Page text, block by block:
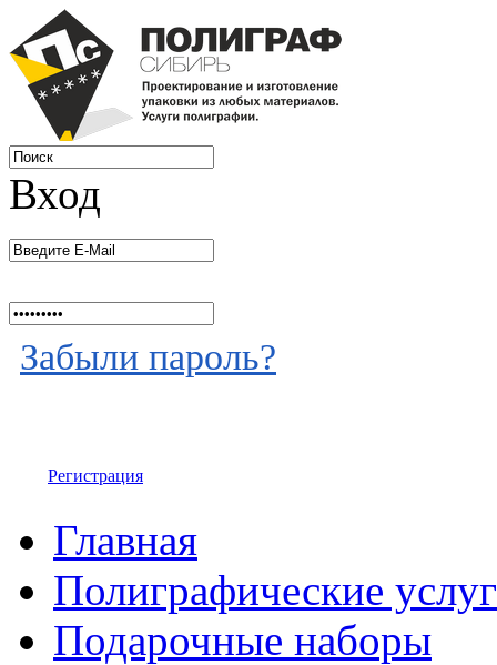
Вход
Забыли пароль?
Регистрация
Главная
Полиграфические
Подарочные наборы